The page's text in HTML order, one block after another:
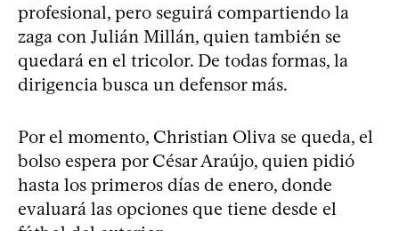
profesional, pero seguirá compartiendo la
zaga con Julián Millán, quien también se
quedará en el tricolor. De todas formas, la
dirigencia busca un defensor más.
Por el momento, Christian Oliva se queda, el
bolso espera por César Araújo, quien pidió
hasta los primeros días de enero, donde
evaluará las opciones que tiene desde el